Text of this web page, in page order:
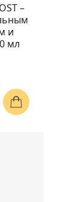
–
и
мл